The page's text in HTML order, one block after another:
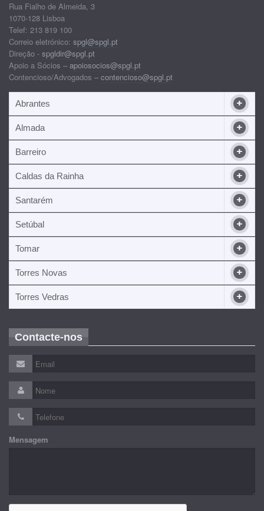
Rua Fialho de Almeida, 3
1070-128 Lisboa
Telef: 213 819 100
Correio eletrónico: spgl@spgl.pt
Direção - spgldir@spgl.pt
Apoio a Sócios – apoiosocios@spgl.pt
Contencioso/Advogados – contencioso@spgl.pt
Abrantes
Almada
Barreiro
Caldas da Rainha
Santarém
Setúbal
Tomar
Torres Novas
Torres Vedras
Contacte-nos
Mensagem